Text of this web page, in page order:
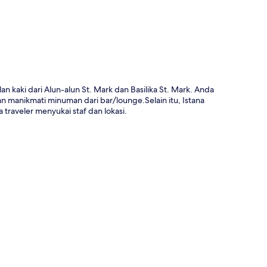
kaki dari Alun-alun St. Mark dan Basilika St. Mark. Anda
minuman dari bar/lounge.Selain itu, Istana
menyukai staf dan lokasi.